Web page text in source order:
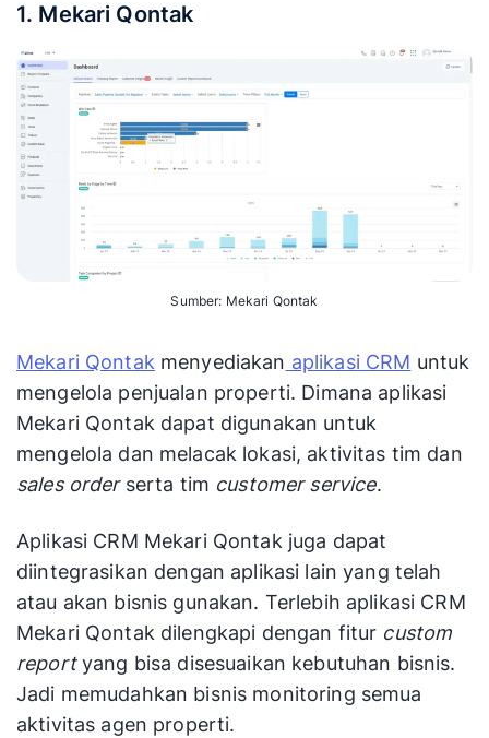
1. Mekari Qontak
Sumber: Mekari Qontak
Mekari Qontak menyediakan aplikasi CRM untuk
mengelola penjualan properti. Dimana aplikasi
Mekari Qontak dapat digunakan untuk
mengelola dan melacak lokasi, aktivitas tim dan
sales orderserta tim customer service.
Aplikasi CRM Mekari Qontak juga dapat
diintegrasikan dengan aplikasi lain yang telah
atau akan bisnis gunakan. Terlebih aplikasi CRM
Mekari Qontak dilengkapi dengan fitur custom
reportyang bisa disesuaikan kebutuhan bisnis.
Jadi memudahkan bisnis monitoring semua
aktivitas agen properti.